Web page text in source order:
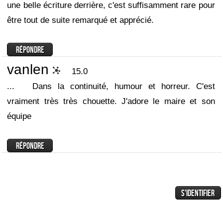
une belle écriture derrière, c'est suffisamment rare pour
être tout de suite remarqué et apprécié.
vanlen
15.0
...
Dans la continuité, humour et horreur. C'est
vraiment très très chouette. J'adore le maire et son
équipe